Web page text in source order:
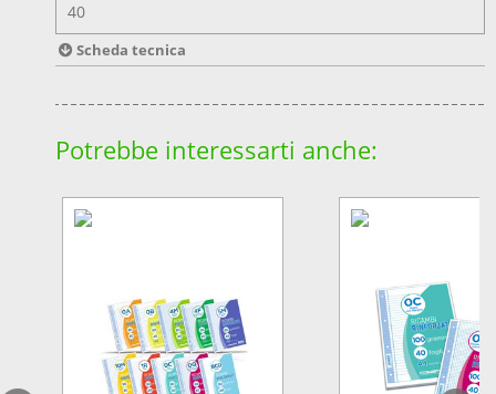
40
Scheda tecnica
Potrebbe interessarti anche: